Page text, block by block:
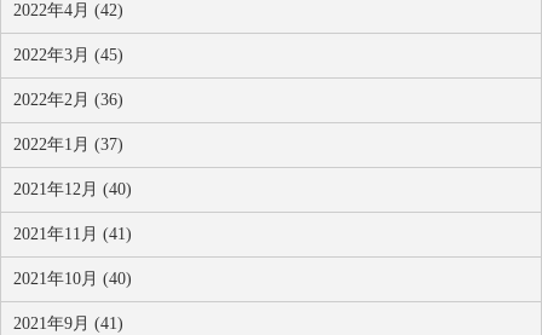
2022年4月 (42)
2022年3月 (45)
2022年2月 (36)
2022年1月 (37)
2021年12月 (40)
2021年11月 (41)
2021年10月 (40)
2021年9月 (41)